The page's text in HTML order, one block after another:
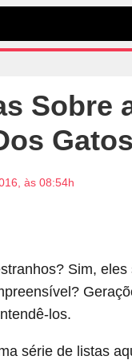
Sobre
às 08:54h
Sim,
los.
série de listas